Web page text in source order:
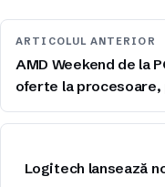
ARTICOLUL ANTERIOR
AMD Weekend de la
oferte la
Logitech lansează